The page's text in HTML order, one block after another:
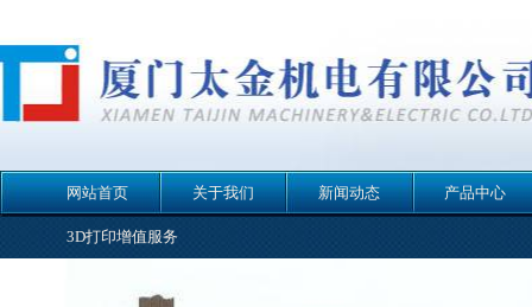
网站首页 关于我们 新闻动态 产品中心
3D打印增值服务